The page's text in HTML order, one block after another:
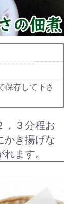
保存して下さ
，３分程お
かき揚げな
ます。